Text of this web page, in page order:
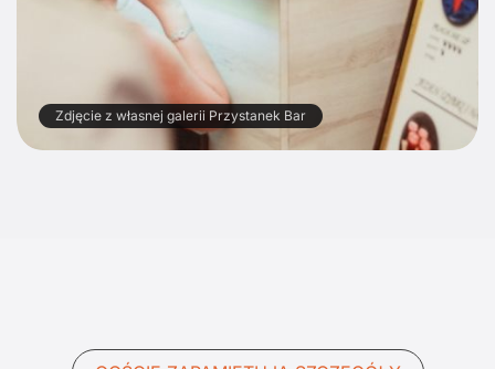
Zdjęcie z własnej galerii Przystanek Bar